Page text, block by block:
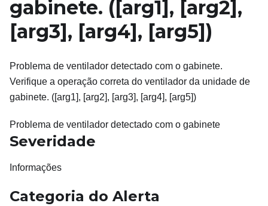
gabinete. ( [arg1] , [arg2] ,
[arg3] , [arg4] , [arg5] )
Problema de ventilador detectado com o gabinete.
Verifique a operação correta do ventilador da unidade de
gabinete. ([arg1], [arg2], [arg3], [arg4], [arg5])
Problema de ventilador detectado com o gabinete
Severidade
Informações
Categoria do Alerta